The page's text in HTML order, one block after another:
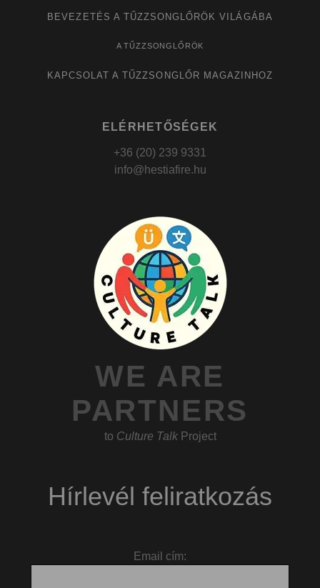
BEVEZETÉS A TŰZZSONGLŐRÖK VILÁGÁBA
A TŰZZSONGLŐRÖK
KAPCSOLAT A TŰZZSONGLŐR MAGAZINHOZ
ELÉRHETŐSÉGEK
+36 (20) 239 9331
info@hestiafire.hu
WE ARE
PARTNERS
to Culture TalkProject
Hírlevél feliratkozás
Email cím: